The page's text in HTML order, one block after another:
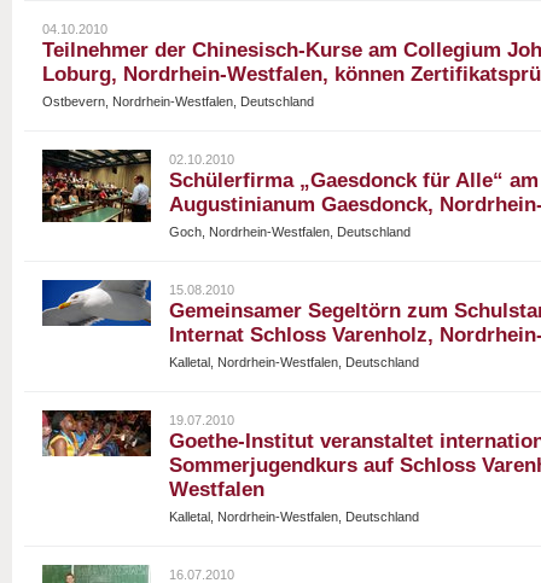
04.10.2010
Teilnehmer der Chinesisch-Kurse am Collegium
Loburg, Nordrhein-Westfalen, können
Ostbevern, Nordrhein-Westfalen, Deutschland
02.10.2010
Schülerfirma „Gaesdonck für Alle“
Augustinianum Gaesdonck,
Goch, Nordrhein-Westfalen, Deutschland
15.08.2010
Gemeinsamer Segeltörn zum
Internat Schloss Varenholz,
Kalletal, Nordrhein-Westfalen, Deutschland
19.07.2010
Goethe-Institut veranstaltet
Sommerjugendkurs auf Schloss
Westfalen
Kalletal, Nordrhein-Westfalen, Deutschland
16.07.2010